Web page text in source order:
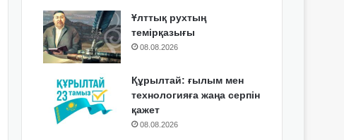
Ұлттық рухтың
темірқазығы
08.08.2026
Құрылтай: ғылым мен
технологияға жаңа серпін
қажет
08.08.2026